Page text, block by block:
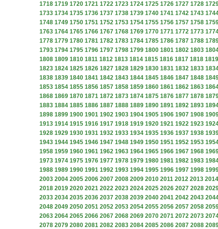
1718 1719 1720 1721 1722 1723 1724 1725 1726 1727 1728
1733 1734 1735 1736 1737 1738 1739 1740 1741 1742 1743
1748 1749 1750 1751 1752 1753 1754 1755 1756 1757 1758
1763 1764 1765 1766 1767 1768 1769 1770 1771 1772 1773
1778 1779 1780 1781 1782 1783 1784 1785 1786 1787 1788
1793 1794 1795 1796 1797 1798 1799 1800 1801 1802 1803
1808 1809 1810 1811 1812 1813 1814 1815 1816 1817 1818 1819
1823 1824 1825 1826 1827 1828 1829 1830 1831 1832 1833
1838 1839 1840 1841 1842 1843 1844 1845 1846 1847 1848
1853 1854 1855 1856 1857 1858 1859 1860 1861 1862 1863
1868 1869 1870 1871 1872 1873 1874 1875 1876 1877 1878
1883 1884 1885 1886 1887 1888 1889 1890 1891 1892 1893
1898 1899 1900 1901 1902 1903 1904 1905 1906 1907 1908
1913 1914 1915 1916 1917 1918 1919 1920 1921 1922 1923
1928 1929 1930 1931 1932 1933 1934 1935 1936 1937 1938
1943 1944 1945 1946 1947 1948 1949 1950 1951 1952 1953
1958 1959 1960 1961 1962 1963 1964 1965 1966 1967 1968
1973 1974 1975 1976 1977 1978 1979 1980 1981 1982 1983
1988 1989 1990 1991 1992 1993 1994 1995 1996 1997 1998
2003 2004 2005 2006 2007 2008 2009 2010 2011 2012 2013 2014
2018 2019 2020 2021 2022 2023 2024 2025 2026 2027 2028
2033 2034 2035 2036 2037 2038 2039 2040 2041 2042 2043
2048 2049 2050 2051 2052 2053 2054 2055 2056 2057 2058
2063 2064 2065 2066 2067 2068 2069 2070 2071 2072 2073
2078 2079 2080 2081 2082 2083 2084 2085 2086 2087 2088